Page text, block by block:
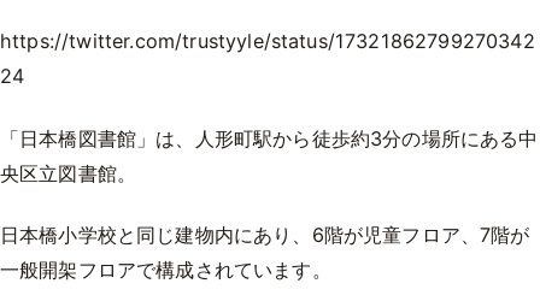
https://twitter.com/trustyyle/status/17321862799270342
24
「日本橋図書館」は、人形町駅から徒歩約3分の場所にある中
央区立図書館。
日本橋小学校と同じ建物内にあり、6階が児童フロア、7階が
一般開架フロアで構成されています。